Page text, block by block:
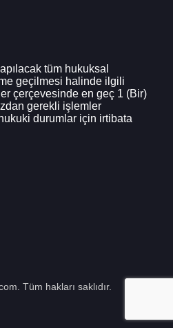
tüm hukuksal
geçilmesi halinde ilgili
çerçevesinde en geç 1 (Bir)
gerekli işlemler
durumlar için irtibata
Tüm hakları saklıdır.